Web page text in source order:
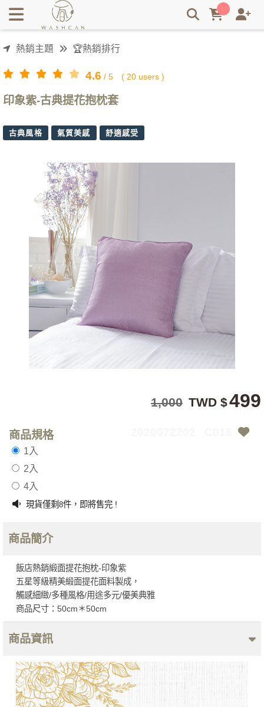
飯店民宿抱枕哪裡買？Washcan瓦士肯家飾推薦您五星等級精
美緞面提花面料製成提花抱枕-印象紫 | Washcan瓦士肯
熱銷主題 🏆熱銷排行
4.6 / 5 ( 20 users )
印象紫-古典提花抱枕套
古典風格 氣質美感 舒適感受
499
TWD $
1,000
商品規格
1入
2入
4入
現貨僅剩 8件，即將售完 !
商品簡介
飯店熱銷緞面提花抱枕-印象紫
五星等級精美緞面提花面料製成，
觸感細緻/多種風格/用途多元/優美典雅
商品尺寸：50cm＊50cm
商品資訊